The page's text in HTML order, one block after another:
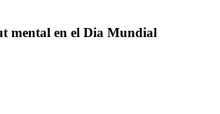
mental en el Dia Mundial